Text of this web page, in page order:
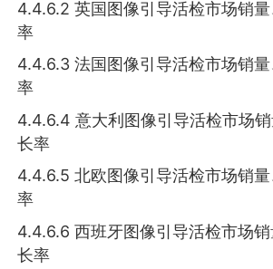
4.4.6.2 英国图像引导活检市场销
率
4.4.6.3 法国图像引导活检市场销
率
4.4.6.4 意大利图像引导活检市场
长率
4.4.6.5 北欧图像引导活检市场销
率
4.4.6.6 西班牙图像引导活检市场
长率